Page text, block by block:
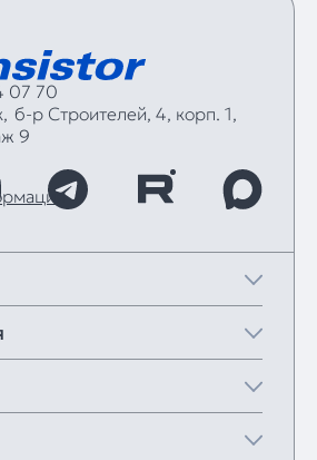
07 70
б‑р Строителей, 4, корп. 1,
9